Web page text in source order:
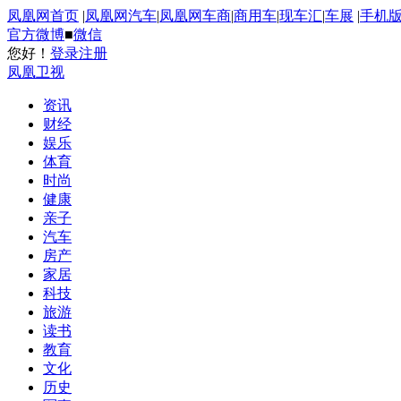
凤凰网首页 |凤凰网汽车|凤凰网车商|商用车|现车汇|车展 |手机版
官方微博■微信
您好！ 登录注册
凤凰卫视
资讯
财经
娱乐
体育
时尚
健康
亲子
汽车
房产
家居
科技
旅游
读书
教育
文化
历史